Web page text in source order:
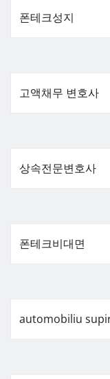
폰테크성지
고액채무 변호사
상속전문변호사
폰테크비대면
automobiliu